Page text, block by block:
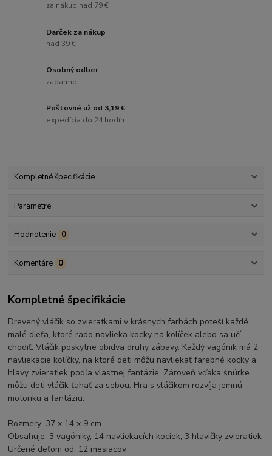
za nákup nad 79 €
Darček za nákup
nad 39 €
Osobný odber
zadarmo
Poštovné už od 3,19 €
expedícia do 24 hodín
Kompletné špecifikácie
Parametre
Hodnotenie 0
Komentáre 0
Kompletné špecifikácie
Drevený vláčik so zvieratkami v krásnych farbách poteší každé
malé dieťa, ktoré rado navlieka kocky na kolíček alebo sa učí
chodiť. Vláčik poskytne obidva druhy zábavy. Každý vagónik má 2
navliekacie kolíčky, na ktoré deti môžu navliekať farebné kocky a
hlavy zvieratiek podľa vlastnej fantázie. Zároveň vďaka šnúrke
môžu deti vláčik ťahať za sebou. Hra s vláčikom rozvíja jemnú
motoriku a fantáziu.
Rozmery: 37 x 14 x 9 cm
Obsahuje: 3 vagóniky, 14 navliekacích kociek, 3 hlavičky zvieratiek
Určené deťom od: 12 mesiacov